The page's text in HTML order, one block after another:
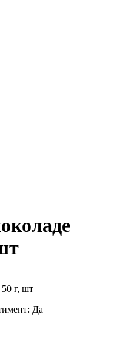
г, шт
Да